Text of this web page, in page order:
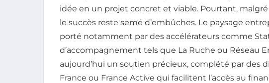
idée en un projet concret et viable. Pourtant,
le succès reste semé d’embûches. Le paysage
porté notamment par des accélérateurs comme
d’accompagnement tels que La Ruche ou Réseau
aujourd’hui un soutien précieux, complété par des
France ou France Active qui facilitent l’accès au